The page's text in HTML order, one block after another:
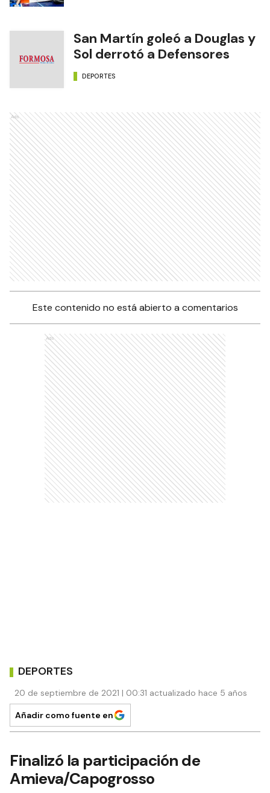
San Martín goleó a Douglas y
Sol derrotó a Defensores
DEPORTES
Ads
Este contenido no está abierto a comentarios
Ads
DEPORTES
20 de septiembre de 2021 | 00:31 actualizado hace 5 años
Añadir como fuente en
Finalizó la participación de
Amieva/Capogrosso